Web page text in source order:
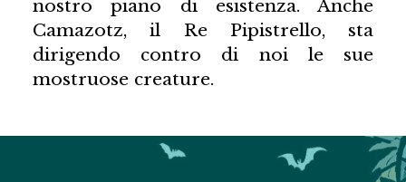
nostro piano di esistenza. Anche
Camazotz, il Re Pipistrello, sta
dirigendo contro di noi le sue
mostruose creature.